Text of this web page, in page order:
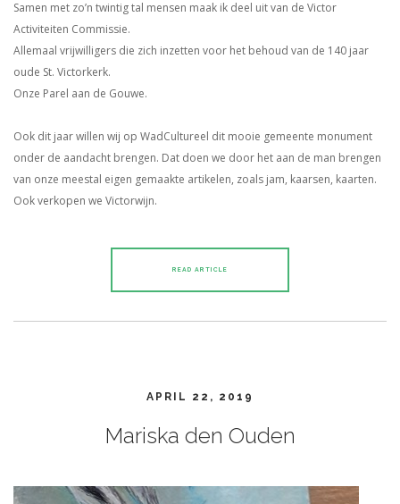
Samen met zo’n twintig tal mensen maak ik deel uit van de Victor
Activiteiten Commissie.
Allemaal vrijwilligers die zich inzetten voor het behoud van de 140 jaar
oude St. Victorkerk.
Onze Parel aan de Gouwe.
Ook dit jaar willen wij op WadCultureel dit mooie gemeente monument
onder de aandacht brengen. Dat doen we door het aan de man brengen
van onze meestal eigen gemaakte artikelen, zoals jam, kaarsen, kaarten.
Ook verkopen we Victorwijn.
READ ARTICLE
APRIL 22, 2019
Mariska den Ouden